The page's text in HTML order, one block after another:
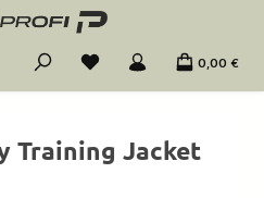
0,00 €
Training Jacket